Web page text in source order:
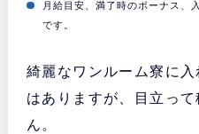
月給目安、満了時のボーナス、
です。
綺麗なワンルーム寮に
はありますが、目立っ
ん。